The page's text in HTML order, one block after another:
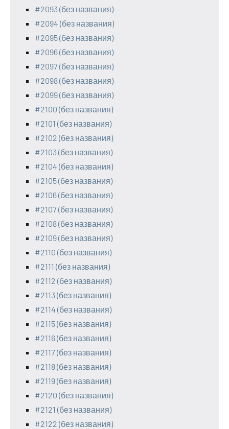
#2093 (без названия)
#2094 (без названия)
#2095 (без названия)
#2096 (без названия)
#2097 (без названия)
#2098 (без названия)
#2099 (без названия)
#2100 (без названия)
#2101 (без названия)
#2102 (без названия)
#2103 (без названия)
#2104 (без названия)
#2105 (без названия)
#2106 (без названия)
#2107 (без названия)
#2108 (без названия)
#2109 (без названия)
#2110 (без названия)
#2111 (без названия)
#2112 (без названия)
#2113 (без названия)
#2114 (без названия)
#2115 (без названия)
#2116 (без названия)
#2117 (без названия)
#2118 (без названия)
#2119 (без названия)
#2120 (без названия)
#2121 (без названия)
#2122 (без названия)